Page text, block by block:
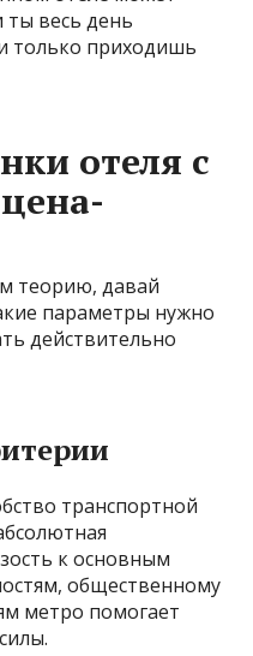
ты весь день
только приходишь
отеля с
теорию, давай
параметры нужно
действительно
транспортной
к основным
общественному
метро помогает